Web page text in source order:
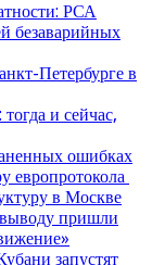
РСА
безаварийных
Петербурге в
и сейчас,
ошибках
европротокола
в Москве
пришли
запустят